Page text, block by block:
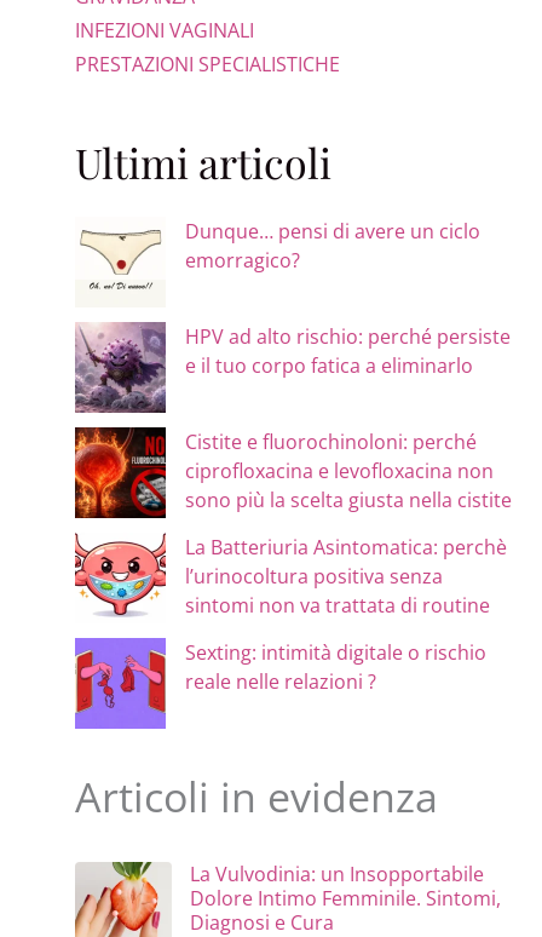
INFEZIONI VAGINALI
PRESTAZIONI SPECIALISTICHE
Ultimi articoli
Dunque… pensi di avere un ciclo
emorragico?
HPV ad alto rischio: perché persiste
e il tuo corpo fatica a eliminarlo
Cistite e fluorochinoloni: perché
ciprofloxacina e levofloxacina non
sono più la scelta giusta nella cistite
La Batteriuria Asintomatica: perchè
l’urinocoltura positiva senza
sintomi non va trattata di routine
Sexting: intimità digitale o rischio
reale nelle relazioni ?
Articoli in evidenza
La Vulvodinia: un Insopportabile
Dolore Intimo Femminile. Sintomi,
Diagnosi e Cura